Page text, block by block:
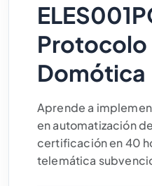
Protocolo
Domótica
Aprende a
en automatización
certificación en 40
telemática